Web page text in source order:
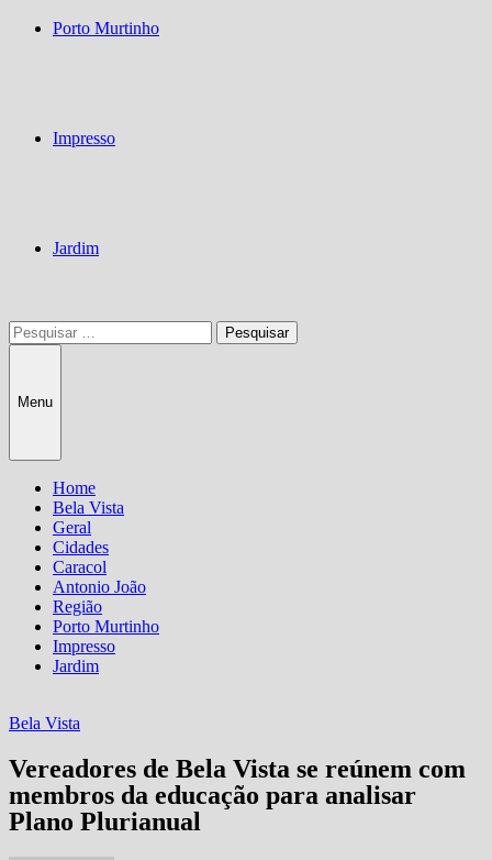
Porto Murtinho
Impresso
Jardim
Pesquisar
por:
Menu
Home
Bela Vista
Geral
Cidades
Caracol
Antonio João
Região
Porto Murtinho
Impresso
Jardim
Bela Vista
Vereadores de Bela Vista se reúnem com
membros da educação para analisar
Plano Plurianual